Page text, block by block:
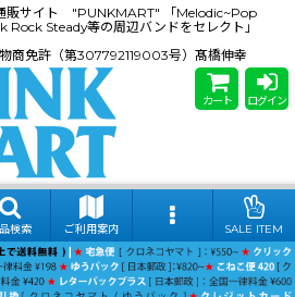
販サイト "PUNKMART" 「Melodic~Pop
Steady等の周辺バンドをセレクト」
商免許（第307792119003号）髙橋伸幸
カート ログイン
検索 ご利用案内 SALE ITEM